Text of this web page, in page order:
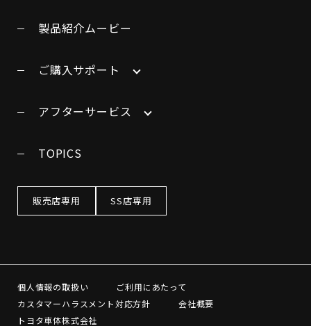
製品紹介ムービー
ご購入サポート
アフターサービス
TOPICS
販売店専用 SS店専用
個人情報の取扱い
ご利用にあたって
カスタマーハラスメント対応方針
会社概要
トヨタ車体株式会社